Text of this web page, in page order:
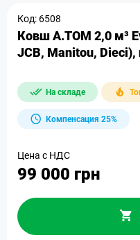
Код: 6508
Ковш A.TOM 2,0 м³
JCB, Manitou,
На складе
Компенсация 25%
Цена с НДС
99 000 грн